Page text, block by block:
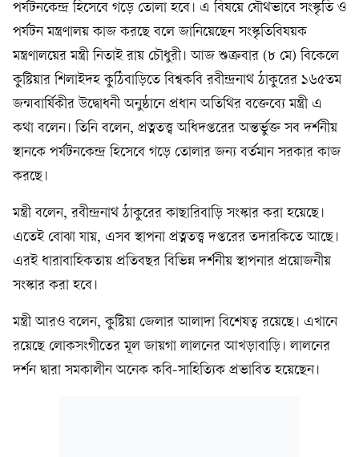
পর্যটন‌কেন্দ্র হি‌সেবে গ‌ড়ে তোলা হ‌বে। এ বিষ‌য়ে যৌথভা‌বে সংস্কৃ‌তি ও
পর্যটন মন্ত্রণাল‌য় কাজ কর‌ছে বলে জানিয়েছেন সংস্কৃ‌তিবিষয়ক
মন্ত্রণালয়ের মন্ত্রী নিতাই রায় চৌধুরী। আজ শুক্রবার (৮ মে) বি‌কে‌লে
কুষ্টিয়ার শিলাইদহ কু‌ঠিবা‌ড়ি‌তে বিশ্বক‌বি রবীন্দ্রনাথ ঠাকু‌রের ১৬৫তম
জন্মবা‌র্ষিকীর উদ্বোধনী অনুষ্ঠা‌নে প্রধান অতিথির বক্তেব্যে মন্ত্রী এ
কথা বলেন। তিনি বলেন, প্রত্নতত্ত্ব অধিদপ্ত‌রের অন্তর্ভুক্ত সব দর্শনীয়
স্থান‌কে পর্যটন‌কেন্দ্র হি‌সে‌বে গ‌ড়ে তোলার জন‌্য বর্তমান সরকার কাজ
করছে।
মন্ত্রী বলেন, রবীন্দ্রনাথ ঠাকু‌রের কাছা‌রিবা‌ড়ি সংস্কার করা হ‌য়ে‌ছে।
এতেই বোঝা যায়, এসব স্থাপনা প্রত্নতত্ত্ব দপ্ত‌রের তদা‌র‌কি‌তে আছে।
এরই ধারাবা‌হিকতায় প্রতিবছর বিভিন্ন দর্শনীয় স্থাপনার প্রয়োজনীয়
সংস্কার করা হ‌বে।
মন্ত্রী আরও ব‌লেন, কু‌ষ্টিয়া জেলার আলাদা বি‌শেষত্ব র‌য়ে‌ছে। এখানে
রয়েছে লোকসংগীতের মূল জায়গা লাল‌নের আখড়াবাড়ি। লাল‌নের
দর্শন দ্বারা সমকালীন অনেক ক‌বি-সা‌হিত্যিক প্রভা‌বিত হয়েছেন।